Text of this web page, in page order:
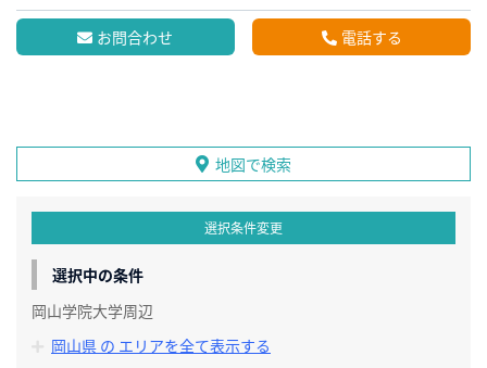
お問合わせ 電話する
地図で検索
選択条件変更
選択中の条件
岡山学院大学周辺
岡山県 の エリアを全て表示する